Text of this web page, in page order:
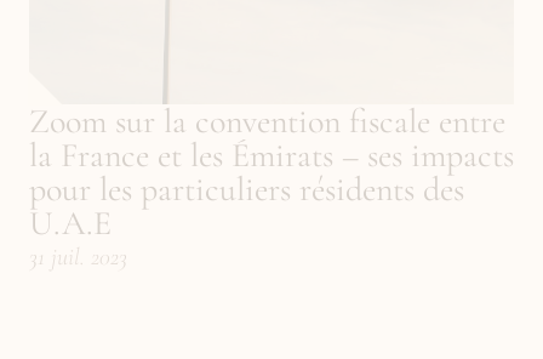
Zoom sur la convention fiscale entre
la France et les Émirats – ses impacts
pour les particuliers résidents des
U.A.E
31 juil. 2023